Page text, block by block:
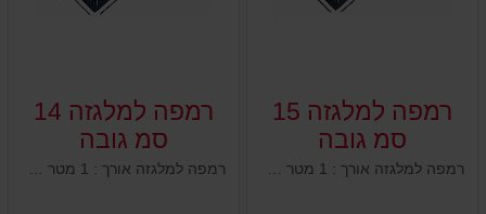
רמפה למלגזה 15
סמ גובה
רמפה למלגזה אורך : 1 מטר רוחב : 50 ס"מ גובה : 15 ס"מ 2 חורים מובנים לקיבוע לקרקע
רמפה למלגזה 14
סמ גובה
רמפה למלגזה אורך : 1 מטר רוחב : 50 ס"מ גובה : 14 ס"מ 2 חורים מובנים לקיבוע לקרקע